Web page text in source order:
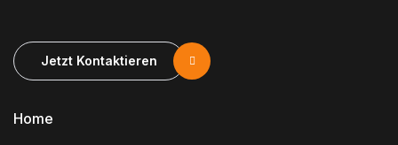
Home
Jetzt Kontaktieren